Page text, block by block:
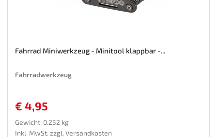
Fahrrad Miniwerkzeug - Minitool klappbar -...
Fahrradwerkzeug
€ 4,95
Gewicht: 0.252 kg
Inkl. MwSt. zzgl. Versandkosten